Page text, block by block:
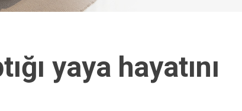
yaya hayatını